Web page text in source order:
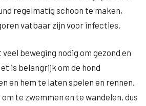
regelmatig schoon te maken,
vatbaar zijn voor infecties.
beweging nodig om gezond en
is belangrijk om de hond
en hem te laten spelen en rennen.
te zwemmen en te wandelen, dus